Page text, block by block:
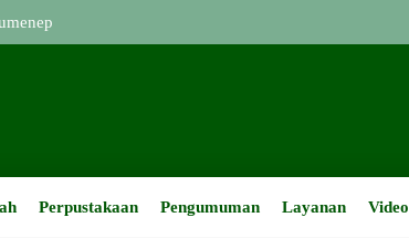
Perpustakaan Pengumuman Layanan Video